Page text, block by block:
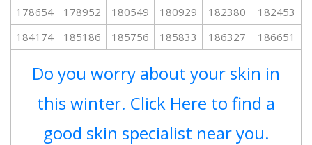
178654
178952 180549 180929 182380
182453
184174
185186 185756 185833 186327 186651
Do you worry about your skin in
this winter. Click Here to find a
good skin specialist near you.